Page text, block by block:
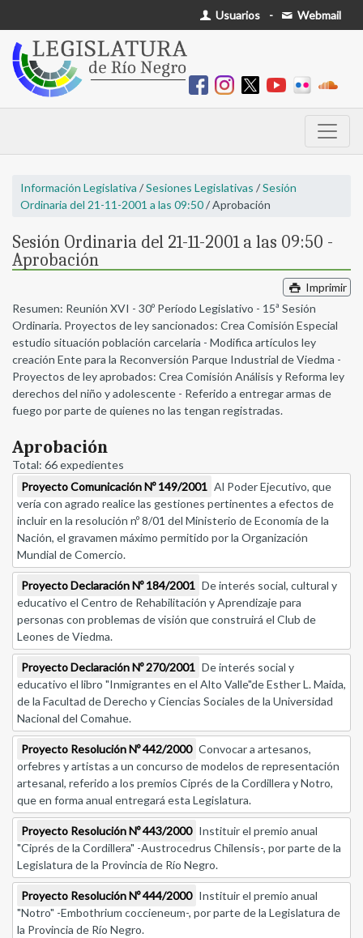
Usuarios - Webmail
Información Legislativa /Sesiones Legislativas /Sesión
Ordinaria del 21-11-2001 a las 09:50/ Aprobación
Sesión Ordinaria del 21-11-2001 a las 09:50 -
Aprobación
Imprimir
Resumen: Reunión XVI - 30º Período Legislativo - 15ª Sesión
Ordinaria. Proyectos de ley sancionados: Crea Comisión Especial
estudio situación población carcelaria - Modifica artículos ley
creación Ente para la Reconversión Parque Industrial de Viedma -
Proyectos de ley aprobados: Crea Comisión Análisis y Reforma ley
derechos del niño y adolescente - Referido a entregar armas de
fuego por parte de quienes no las tengan registradas.
Aprobación
Total: 66 expedientes
Proyecto Comunicación Nº 149/2001 Al Poder Ejecutivo, que
vería con agrado realice las gestiones pertinentes a efectos de
incluir en la resolución nº 8/01 del Ministerio de Economía de la
Nación, el gravamen máximo permitido por la Organización
Mundial de Comercio.
Proyecto Declaración Nº 184/2001 De interés social, cultural y
educativo el Centro de Rehabilitación y Aprendizaje para
personas con problemas de visión que construirá el Club de
Leones de Viedma.
Proyecto Declaración Nº 270/2001 De interés social y
educativo el libro "Inmigrantes en el Alto Valle"de Esther L. Maida,
de la Facultad de Derecho y Ciencias Sociales de la Universidad
Nacional del Comahue.
Proyecto Resolución Nº 442/2000 Convocar a artesanos,
orfebres y artistas a un concurso de modelos de representación
artesanal, referido a los premios Ciprés de la Cordillera y Notro,
que en forma anual entregará esta Legislatura.
Proyecto Resolución Nº 443/2000 Instituir el premio anual
"Ciprés de la Cordillera" -Austrocedrus Chilensis-, por parte de la
Legislatura de la Provincia de Río Negro.
Proyecto Resolución Nº 444/2000 Instituir el premio anual
"Notro" -Embothrium coccieneum-, por parte de la Legislatura de
la Provincia de Río Negro.